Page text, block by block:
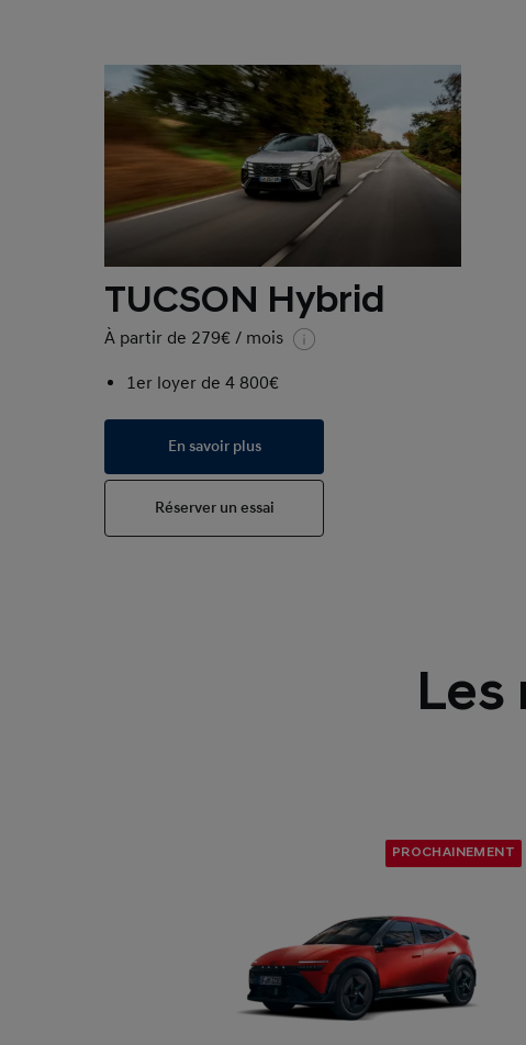
TUCSON Hybrid
À partir de 279€ / mois
1er loyer de 4 800€
En savoir plus
Réserver un essai
PROCHAINEMENT